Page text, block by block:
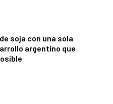
soja con una sola
argentino que